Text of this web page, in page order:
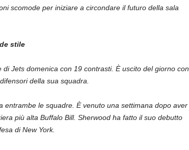
scomode per iniziare a circondare il futuro della sala
stile
Jets domenica con 19 contrasti. È uscito del giorno con
della sua squadra.
entrambe le squadre. È venuto una settimana dopo aver
più alta Buffalo Bill. Sherwood ha fatto il suo debutto
di New York.